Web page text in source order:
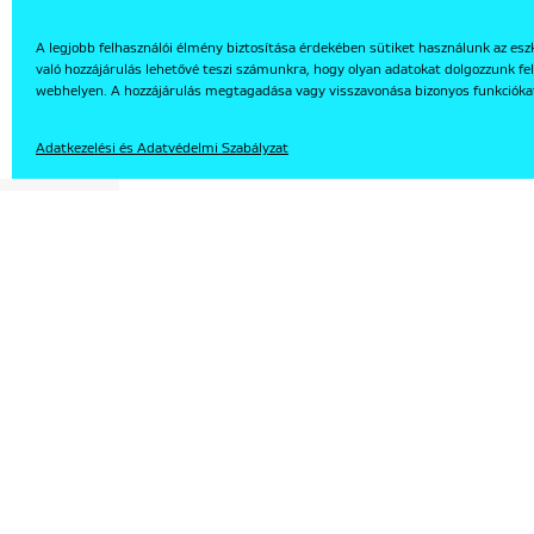
A legjobb felhasználói élmény biztosítása érdekében sütiket használunk az
való hozzájárulás lehetővé teszi számunkra, hogy olyan adatokat dolgozzunk
webhelyen. A hozzájárulás megtagadása vagy visszavonása bizonyos
Adatkezelési és Adatvédelmi Szabályzat
EN